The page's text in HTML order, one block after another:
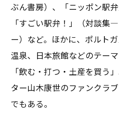
ぶん書房）、「ニッポン駅
「すごい駅弁！」（対談集
ー）など。ほかに、ポルト
温泉、日本旅館などのテー
「飲む・打つ・土産を買う
ター山木康世のファンクラ
でもある。